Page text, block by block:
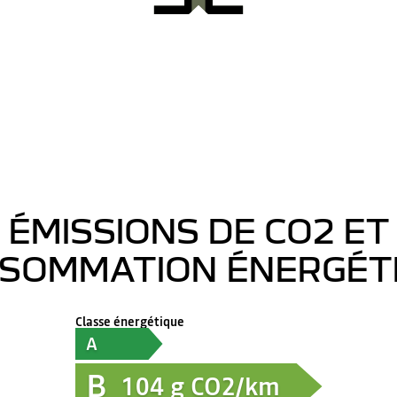
ÉMISSIONS DE CO2 ET
Classe énergétique
A
B 104 g CO2/km